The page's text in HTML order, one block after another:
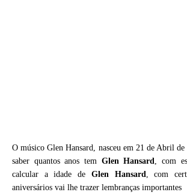
O músico Glen Hansard, nasceu em 21 de Abril
saber quantos anos tem Glen Hansard, com
calcular a idade de Glen Hansard, com
aniversários vai lhe trazer lembranças importantes